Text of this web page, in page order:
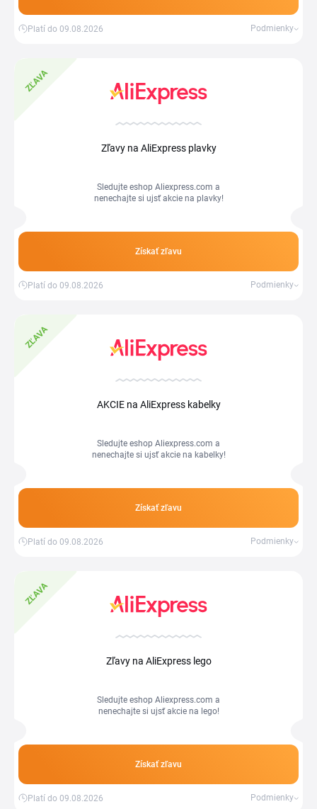
Platí do 09.08.2026 Podmienky
ZĽAVA
Zľavy na AliExpress plavky
Sledujte eshop Aliexpress.com a
nenechajte si ujsť akcie na plavky!
Získať zľavu
Platí do 09.08.2026 Podmienky
ZĽAVA
AKCIE na AliExpress kabelky
Sledujte eshop Aliexpress.com a
nenechajte si ujsť akcie na kabelky!
Získať zľavu
Platí do 09.08.2026 Podmienky
ZĽAVA
Zľavy na AliExpress lego
Sledujte eshop Aliexpress.com a
nenechajte si ujsť akcie na lego!
Získať zľavu
Platí do 09.08.2026 Podmienky